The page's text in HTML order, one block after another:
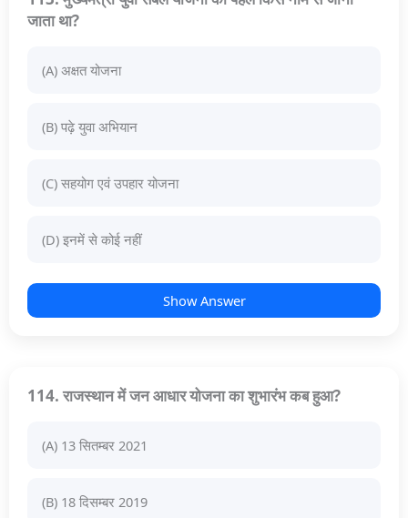
जाता था?
(A) अक्षत योजना
(B) पढ़े युवा अभियान
(C) सहयोग एवं उपहार योजना
(D) इनमें से कोई नहीं
Show Answer
114. राजस्थान में जन आधार योजना का शुभारंभ कब हुआ?
(A) 13 सितम्बर 2021
(B) 18 दिसम्बर 2019